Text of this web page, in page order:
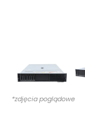
*zdjęcia poglądowe